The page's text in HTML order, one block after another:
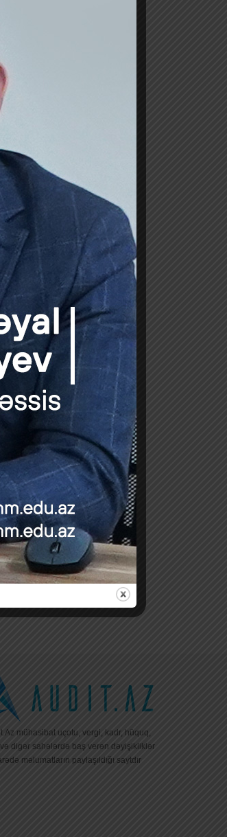
mühasibat uçotu, vergi, kadr, hüquq,
digər sahələrdə baş verən dəyişikliklər
məlumatların paylaşıldığı saytdır